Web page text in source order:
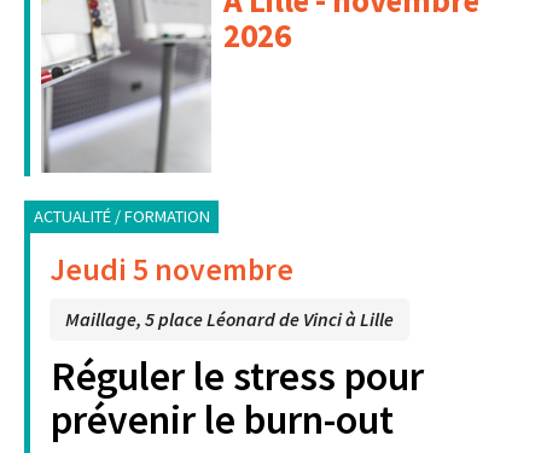
2026
ACTUALITÉ / FORMATION
Jeudi 5 novembre
Maillage, 5 place Léonard de Vinci à Lille
Réguler le stress pour
prévenir le burn-out